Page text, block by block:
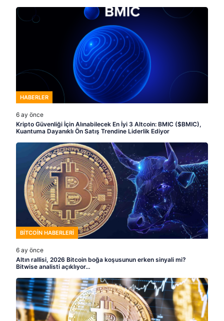
HABERLER
6 ay önce
Kripto Güvenliği İçin Alınabilecek En İyi 3 Altcoin: BMIC ($BMIC),
Kuantuma Dayanıklı Ön Satış Trendine Liderlik Ediyor
BITCOIN HABERLERI
6 ay önce
Altın rallisi, 2026 Bitcoin boğa koşusunun erken sinyali mi?
Bitwise analisti açıklıyor…